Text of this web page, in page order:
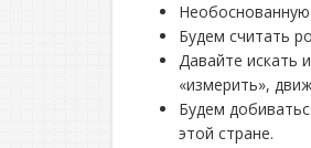
Будем считать
Давайте искать
«измерить»,
Будем
этой стране.